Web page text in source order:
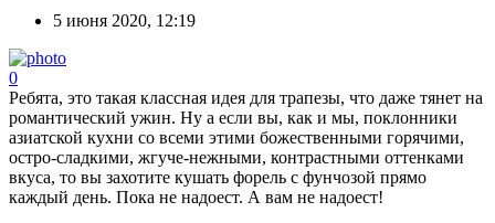
5 июня 2020, 12:19
0
Ребята, это такая классная идея для трапезы, что даже тянет на
романтический ужин. Ну а если вы, как и мы, поклонники
азиатской кухни со всеми этими божественными горячими,
остро-сладкими, жгуче-нежными, контрастными оттенками
вкуса, то вы захотите кушать форель с фунчозой прямо
каждый день. Пока не надоест. А вам не надоест!